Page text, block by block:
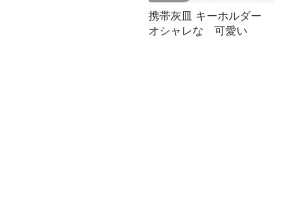
携帯灰皿 キーホルダー
オシャレな 可愛い